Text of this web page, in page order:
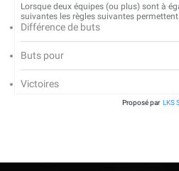
Lorsque deux équipes (ou plus) sont à
suivantes les règles suivantes
Différence de buts
Buts pour
Victoires
Proposé par LKS